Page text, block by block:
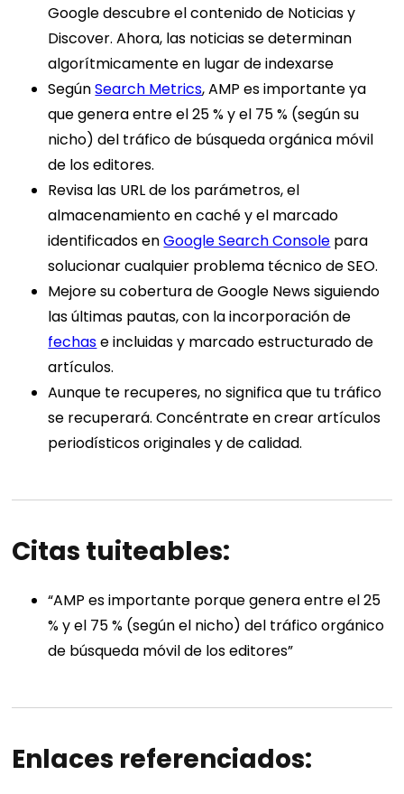
Google descubre el contenido de Noticias y
Discover. Ahora, las noticias se determinan
algorítmicamente en lugar de indexarse
SegúnSearch Metrics, AMP es importante ya
que genera entre el 25 % y el 75 % (según su
nicho) del tráfico de búsqueda orgánica móvil
de los editores.
Revisa las URL de los parámetros, el
almacenamiento en caché y el marcado
identificados enGoogle Search Console para
solucionar cualquier problema técnico de SEO.
Mejore su cobertura de Google News siguiendo
las últimas pautas, con la incorporación de
fechase incluidas y marcado estructurado de
artículos.
Aunque te recuperes, no significa que tu tráfico
se recuperará. Concéntrate en crear artículos
periodísticos originales y de calidad.
Citas tuiteables:
“AMP es importante porque genera entre el 25
% y el 75 % (según el nicho) del tráfico orgánico
de búsqueda móvil de los editores”
Enlaces referenciados: